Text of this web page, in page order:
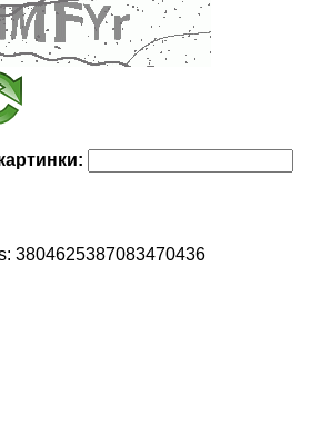
3804625387083470436